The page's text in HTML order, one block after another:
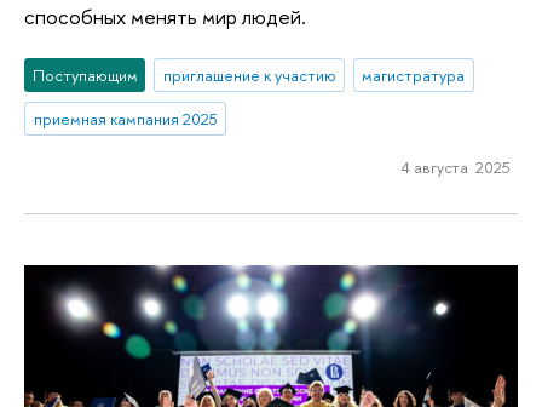
способных менять мир людей.
Поступающим приглашение к участию
магистратура
приемная кампания 2025
4 августа 2025